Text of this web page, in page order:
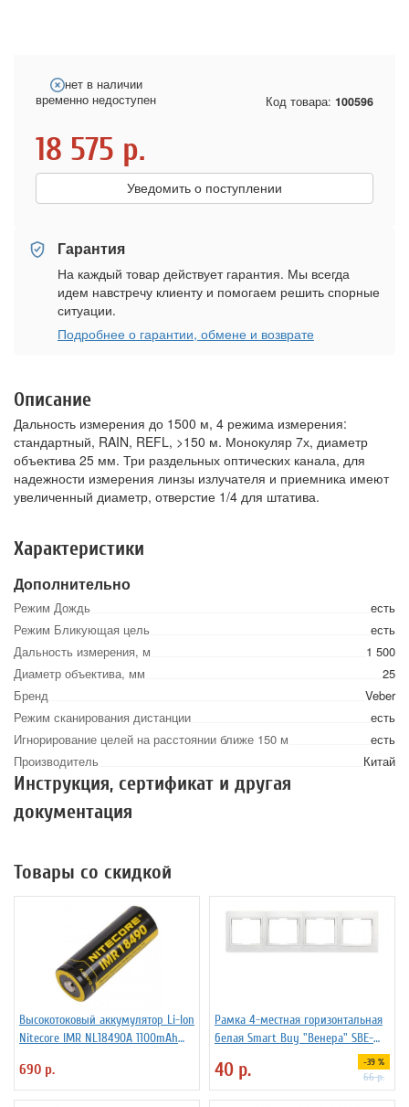
нет в наличии
временно недоступен
Код товара: 100596
18 575 р.
Уведомить о поступлении
Гарантия
На каждый товар действует гарантия. Мы всегда
идем навстречу клиенту и помогаем решить спорные
ситуации.
Подробнее о гарантии, обмене и возврате
Описание
Дальность измерения до 1500 м, 4 режима измерения:
стандартный, RAIN, REFL, >150 м. Монокуляр 7х, диаметр
объектива 25 мм. Три раздельных оптических канала, для
надежности измерения линзы излучателя и приемника имеют
увеличенный диаметр, отверстие 1/4 для штатива.
Характеристики
Дополнительно
Режим Дождь
есть
Режим Бликующая цель
есть
Дальность измерения, м
1 500
Диаметр объектива, мм
25
Бренд
Veber
Режим сканирования дистанции
есть
Игнорирование целей на расстоянии ближе 150 м
есть
Производитель
Китай
Инструкция, сертификат и другая
документация
Товары со скидкой
Высокотоковый аккумулятор Li-Ion
Niteсore IMR NL18490A 1100mAh
690 р.
Рамка 4-местная горизонтальная
белая Smart Buy "Венера" SBE-
40 р. -39 %
66 р.